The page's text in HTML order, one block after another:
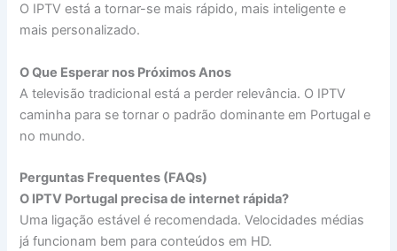
O IPTV está a tornar-se mais rápido, mais inteligente e
mais personalizado.
O Que Esperar nos Próximos Anos
A televisão tradicional está a perder relevância. O IPTV
caminha para se tornar o padrão dominante em Portugal e
no mundo.
Perguntas Frequentes (FAQs)
O IPTV Portugal precisa de internet rápida?
Uma ligação estável é recomendada. Velocidades médias
já funcionam bem para conteúdos em HD.